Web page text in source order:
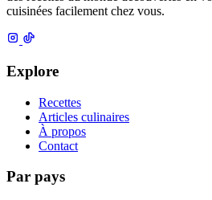
cuisinées facilement chez vous.
Explore
Recettes
Articles culinaires
À propos
Contact
Par pays